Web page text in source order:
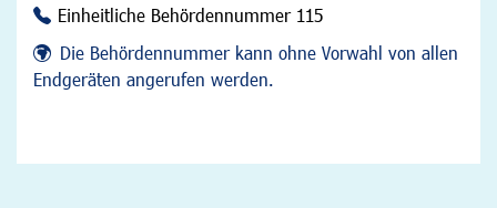
Einheitliche Behördennummer 115
Die Behördennummer kann ohne Vorwahl von allen
Endgeräten angerufen werden.